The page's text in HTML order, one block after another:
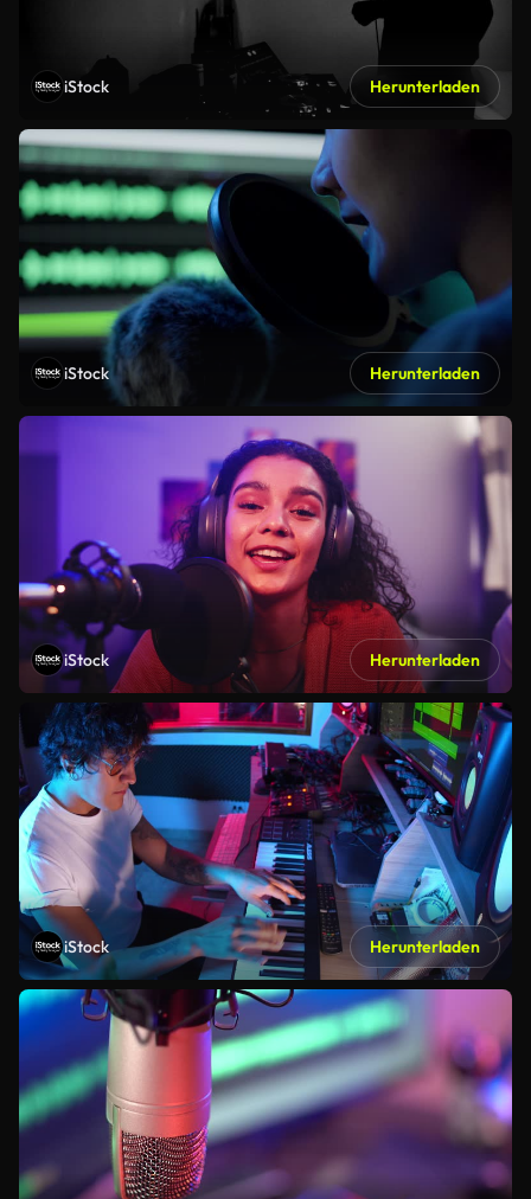
iStock Herunterladen
iStock Herunterladen
iStock Herunterladen
iStock Herunterladen